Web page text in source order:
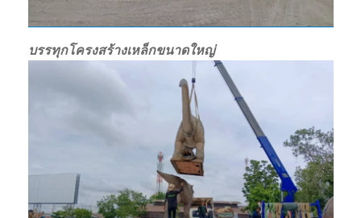
บรรทุกโครงสร้างเหล็กขนาดใหญ่